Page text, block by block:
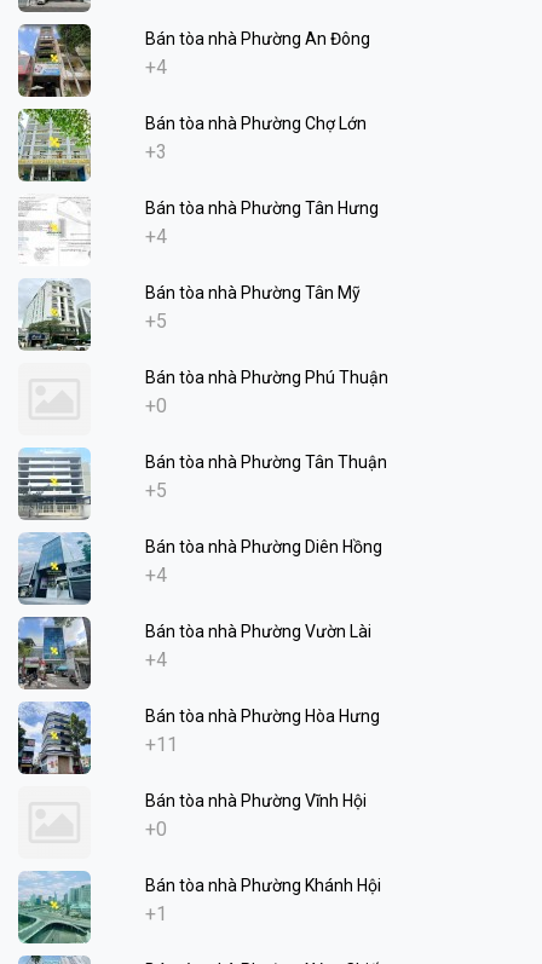
Bán tòa nhà Phường An Đông
+4
Bán tòa nhà Phường Chợ Lớn
+3
Bán tòa nhà Phường Tân Hưng
+4
Bán tòa nhà Phường Tân Mỹ
+5
Bán tòa nhà Phường Phú Thuận
+0
Bán tòa nhà Phường Tân Thuận
+5
Bán tòa nhà Phường Diên Hồng
+4
Bán tòa nhà Phường Vườn Lài
+4
Bán tòa nhà Phường Hòa Hưng
+11
Bán tòa nhà Phường Vĩnh Hội
+0
Bán tòa nhà Phường Khánh Hội
+1